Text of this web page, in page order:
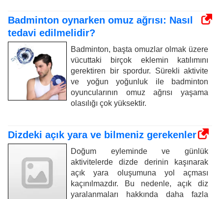
Badminton oynarken omuz ağrısı: Nasıl
tedavi edilmelidir?
Badminton, başta omuzlar olmak üzere
vücuttaki birçok eklemin katılımını
gerektiren bir spordur. Sürekli aktivite
ve yoğun yoğunluk ile badminton
oyuncularının omuz ağrısı yaşama
olasılığı çok yüksektir.
Dizdeki açık yara ve bilmeniz gerekenler
Doğum eyleminde ve günlük
aktivitelerde dizde derinin kaşınarak
açık yara oluşumuna yol açması
kaçınılmazdır. Bu nedenle, açık diz
yaralanmaları hakkında daha fazla